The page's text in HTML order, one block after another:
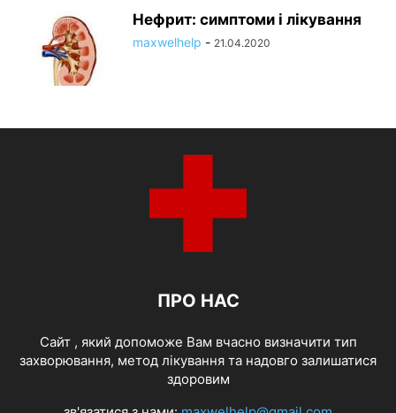
Нефрит: симптоми і лікування
maxwelhelp - 21.04.2020
ПРО НАС
Cайт , який допоможе Вам вчасно визначити тип
захворювання, метод лікування та надовго залишатися
здоровим